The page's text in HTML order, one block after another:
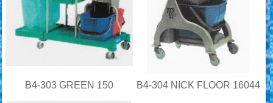
B4-303 GREEN 150 B4-304 NICK FLOOR 16044